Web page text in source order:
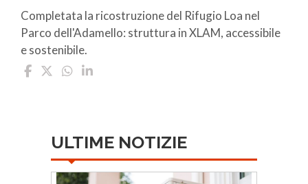
Completata la ricostruzione del Rifugio Loa nel
Parco dell'Adamello: struttura in XLAM, accessibile
e sostenibile.
ULTIME NOTIZIE